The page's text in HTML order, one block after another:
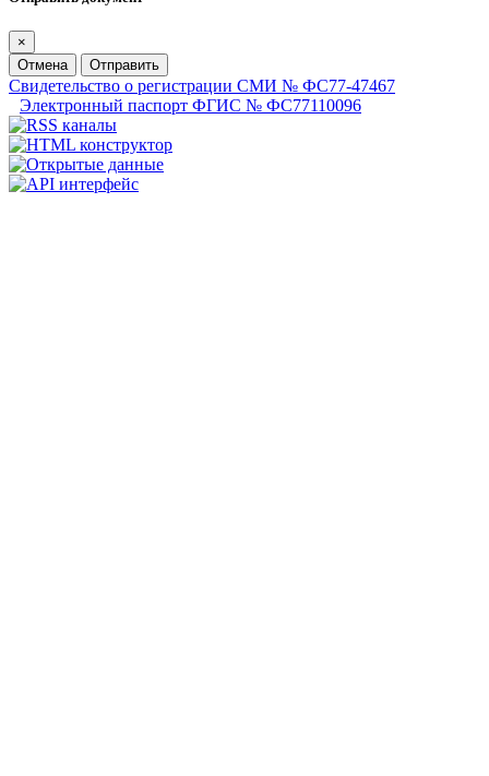
×
Отмена
Отправить
Свидетельство о регистрации СМИ № ФС77-47467
Электронный паспорт ФГИС № ФС77110096